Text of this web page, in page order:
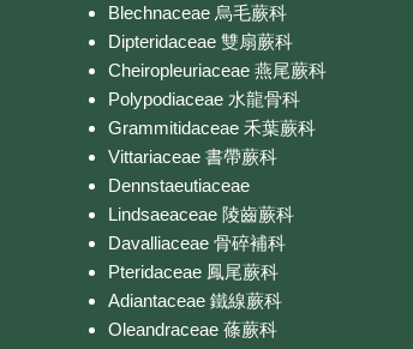
Blechnaceae 烏毛蕨科
Dipteridaceae 雙扇蕨科
Cheiropleuriaceae 燕尾蕨科
Polypodiaceae 水龍骨科
Grammitidaceae 禾葉蕨科
Vittariaceae 書帶蕨科
Dennstaeutiaceae
Lindsaeaceae 陵齒蕨科
Davalliaceae 骨碎補科
Pteridaceae 鳳尾蕨科
Adiantaceae 鐵線蕨科
Oleandraceae 蓧蕨科